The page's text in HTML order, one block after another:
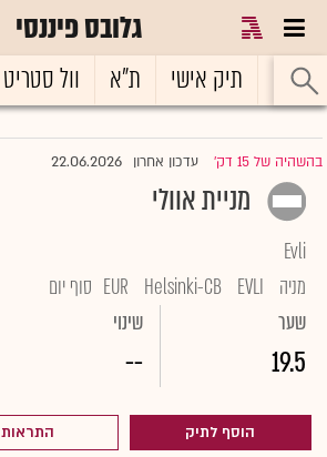
גלובס פיננסי
ראשי תיק אישי ת"א וול סטריט
בהשהיה של 15 דק' |עדכון אחרון 22.06.2026
מניית אוולי
Evli
מניה
EVLI
Helsinki-CB
EUR סוף יום
שער
19.5
שינוי
--
הוסף לתיק התראות